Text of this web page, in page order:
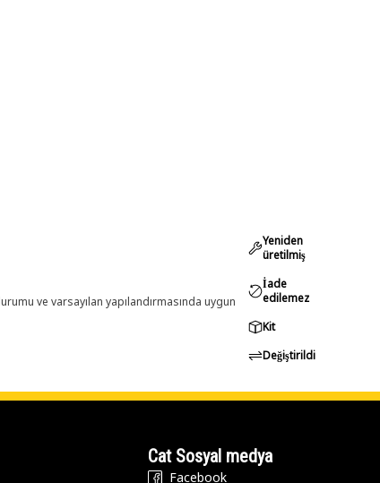
ve varsayılan yapılandırmasında uygun
Yeniden
üretilmiş
İade
edilemez
Kit
Değiştirildi
Cat Sosyal medya
Facebook